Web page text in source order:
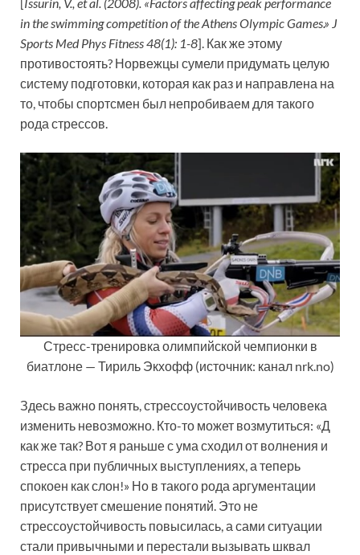
[Issurin, V., et al. (2008). «Factors affecting peak performance
in the swimming competition of the Athens Olympic Games.» J
Sports Med Phys Fitness 48(1): 1-8]. Как же этому
противостоять? Норвежцы сумели придумать целую
систему подготовки, которая как раз и направлена на
то, чтобы спортсмен был непробиваем для такого
рода стрессов.
Стресс-тренировка олимпийской чемпионки в
биатлоне — Тириль Экхофф (источник: канал nrk.no)
Здесь важно понять, стрессоустойчивость человека
изменить невозможно. Кто-то может возмутиться: «Д
как же так? Вот я раньше с ума сходил от волнения и
стресса при публичных выступлениях, а теперь
спокоен как слон!» Но в такого рода аргументации
присутствует смешение понятий. Это не
стрессоустойчивость повысилась, а сами ситуации
стали привычными и перестали вызывать шквал